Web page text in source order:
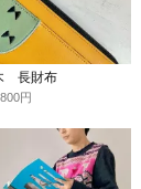
長財布
円